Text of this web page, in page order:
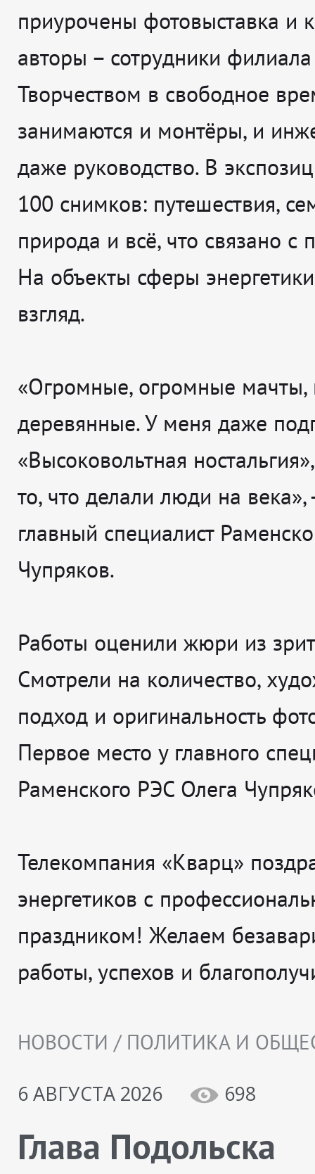
приурочены фотовыставка и
авторы – сотрудники
Творчеством в свободное
занимаются и монтёры, и
даже руководство. В
100 снимков: путешествия,
природа и всё, что связано с
На объекты сферы
взгляд.
«Огромные, огромные мачты,
деревянные. У меня даже
«Высоковольтная
то, что делали люди на века»,
главный специалист
Чупряков.
Работы оценили жюри из
Смотрели на количество,
подход и оригинальность
Первое место у главного
Раменского РЭС Олега
Телекомпания «Кварц»
энергетиков с
праздником! Желаем
работы, успехов и
НОВОСТИ / ПОЛИТИКА И
6 АВГУСТА 2026
698
Глава Подольска